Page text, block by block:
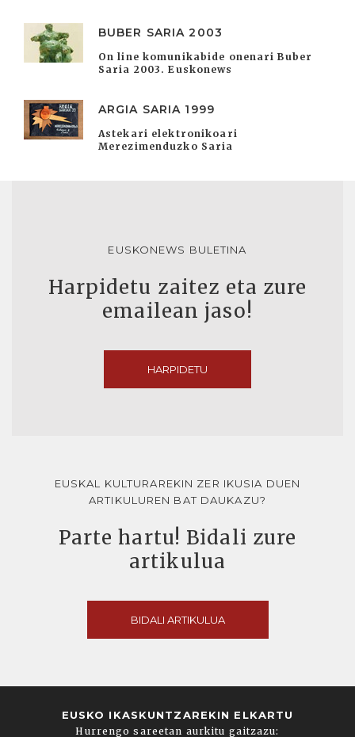
BUBER SARIA 2003
On line komunikabide onenari Buber
Saria 2003. Euskonews
ARGIA SARIA 1999
Astekari elektronikoari
Merezimenduzko Saria
EUSKONEWS BULETINA
Harpidetu zaitez eta zure
emailean jaso!
HARPIDETU
EUSKAL KULTURAREKIN ZER IKUSIA DUEN
ARTIKULUREN BAT DAUKAZU?
Parte hartu! Bidali zure
artikulua
BIDALI ARTIKULUA
EUSKO IKASKUNTZAREKIN ELKARTU
Hurrengo sareetan aurkitu gaitzazu: